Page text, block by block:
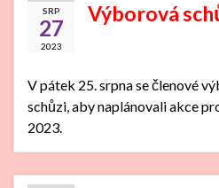
SRP
27
2023
Výborová
V pátek 25. srpna se členové
schůzi, aby naplánovali akce
2023.